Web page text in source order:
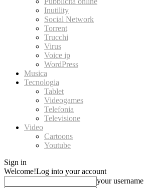
Inutility
Social Network
Torrent
Trucchi
Virus
Voice ip
WordPress
Musica
Tecnologia
Tablet
Videogames
Telefonia
Televisione
Video
Cartoons
Youtube
Sign in
Welcome!Log into your account
your username